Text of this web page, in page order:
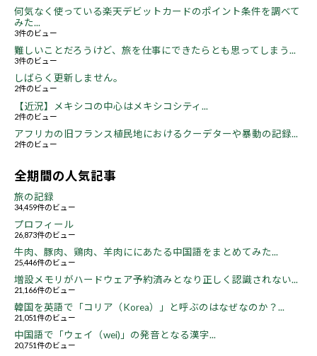
何気なく使っている楽天デビットカードのポイント条件を調べて
みた...
3件のビュー
難しいことだろうけど、旅を仕事にできたらとも思ってしまう...
3件のビュー
しばらく更新しません。
2件のビュー
【近況】メキシコの中心はメキシコシティ...
2件のビュー
アフリカの旧フランス植民地におけるクーデターや暴動の記録...
2件のビュー
全期間の人気記事
旅の記録
34,459件のビュー
プロフィール
26,873件のビュー
牛肉、豚肉、鶏肉、羊肉ににあたる中国語をまとめてみた...
25,446件のビュー
増設メモリがハードウェア予約済みとなり正しく認識されない...
21,166件のビュー
韓国を英語で「コリア（Korea）」と呼ぶのはなぜなのか？...
21,051件のビュー
中国語で「ウェイ（wei)」の発音となる漢字...
20,751件のビュー